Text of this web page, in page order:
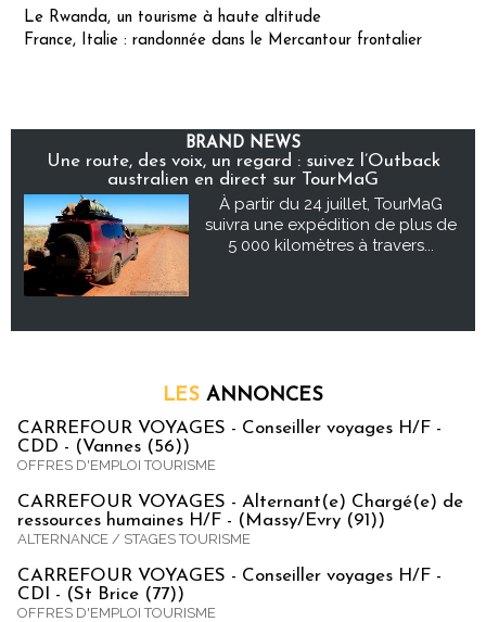
Le Rwanda, un tourisme à haute altitude
France, Italie : randonnée dans le Mercantour frontalier
BRAND NEWS
Une route, des voix, un regard : suivez l’Outback
australien en direct sur TourMaG
À partir du 24 juillet, TourMaG
suivra une expédition de plus de
5 000 kilomètres à travers...
LES ANNONCES
CARREFOUR VOYAGES - Conseiller voyages H/F -
CDD - (Vannes (56))
OFFRES D'EMPLOI TOURISME
CARREFOUR VOYAGES - Alternant(e) Chargé(e) de
ressources humaines H/F - (Massy/Evry (91))
ALTERNANCE / STAGES TOURISME
CARREFOUR VOYAGES - Conseiller voyages H/F -
CDI - (St Brice (77))
OFFRES D'EMPLOI TOURISME